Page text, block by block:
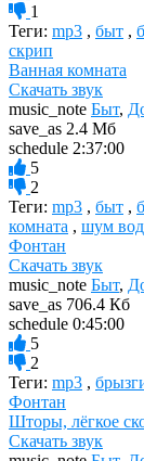
1
Теги: mp3 , быт ,
скрип
Ванная комната
Скачать звук
music_note Быт,
save_as 2.4 Мб
schedule 2:37:00
5
2
Теги: mp3 , быт ,
комната , шум
Фонтан
Скачать звук
music_note Быт,
save_as 706.4 Кб
schedule 0:45:00
5
2
Теги: mp3 ,
Фонтан
Шторы, лёгкое
Скачать звук